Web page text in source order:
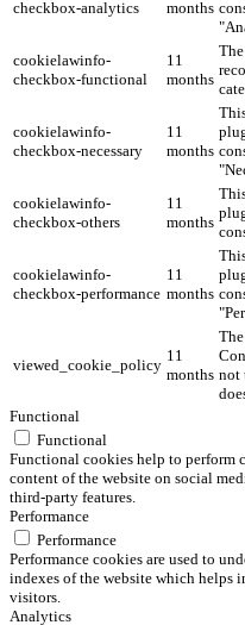
checkbox-analytics
months
cookielawinfo-
checkbox-functional
11
months
cookielawinfo-
checkbox-necessary
11
months
cookielawinfo-
checkbox-others
11
months
cookielawinfo-
checkbox-performance
11
months
viewed_cookie_policy
11
months not
Functional
Functional
Functional cookies help to perform
content of the website on social
third-party features.
Performance
Performance
Performance cookies are used to
indexes of the website which helps
visitors.
Analytics